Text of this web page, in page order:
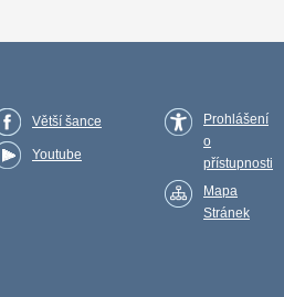
Větší šance
Youtube
Prohlášení
o
přístupnosti
Mapa
Stránek